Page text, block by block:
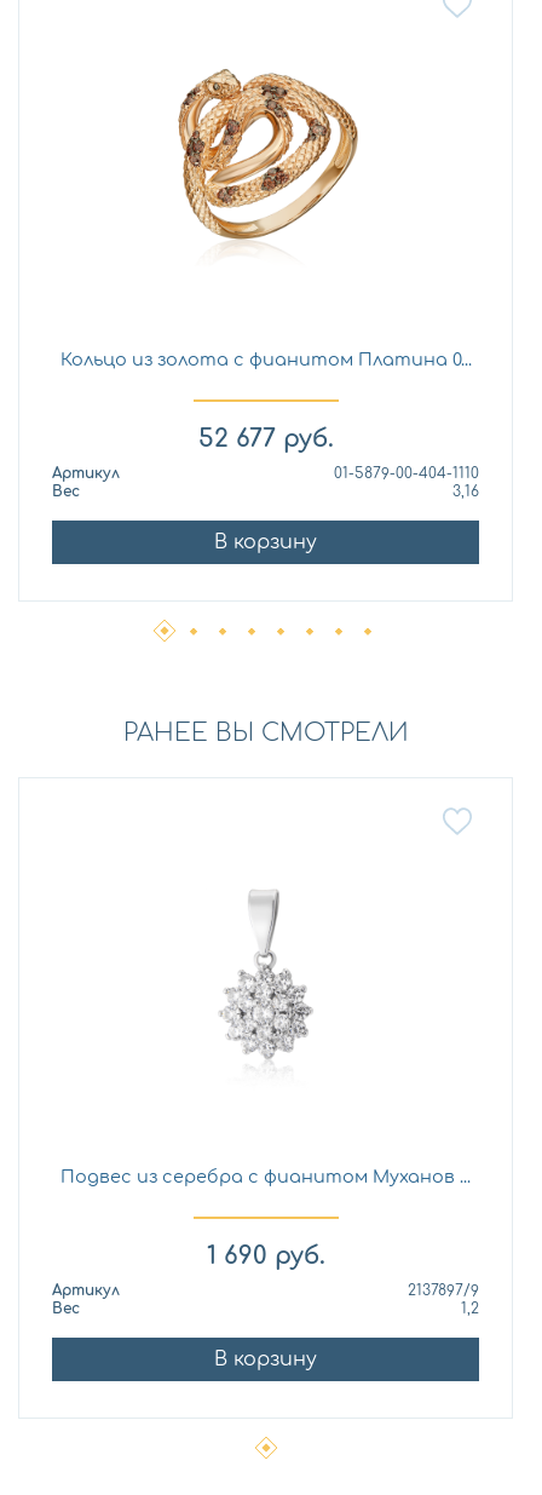
Кольцо из золота с фианитом Платина 0...
52 677 руб.
Артикул
01-5879-00-404-1110
Вес
3,16
В корзину
РАНЕЕ ВЫ СМОТРЕЛИ
Подвес из серебра с фианитом Муханов ...
1 690 руб.
Артикул
2137897/9
Вес
1,2
В корзину